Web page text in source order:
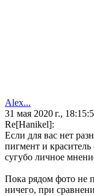
Alex...
31 мая 2020 г.,
Re[Hanikel]:
Если для вас нет
пигмент и краситель
сугубо личное
Пока рядом фото не
ничего, при